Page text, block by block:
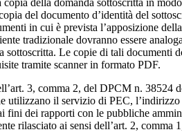
del documento d’identità del
in cui è prevista l’apposizione
tradizionale dovranno essere
sottoscritta. Le copie di tali documenti
tramite scanner in formato PDF.
3, comma 2, del DPCM n. 38524
utilizzano il servizio di PEC,
fini dei rapporti con le pubbliche
rilasciato ai sensi dell’art. 2, comma